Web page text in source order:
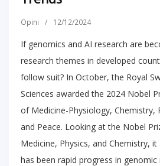
Opini / 12/12/2024
If genomics and AI research are
research themes in developed
follow suit? In October, the Royal
Sciences awarded the 2024 Nobel
of Medicine-Physiology, Chemistry,
and Peace. Looking at the Nobel
Medicine, Physics, and Chemistry,
has been rapid progress in